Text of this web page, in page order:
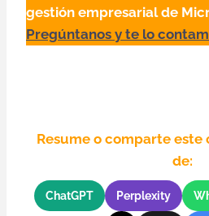
gestión empresarial de
Pregúntanos y te lo
Resume o comparte este
de:
ChatGPT Perplexity